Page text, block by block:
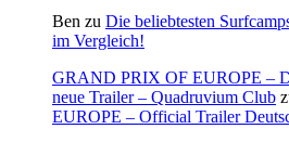
Ben zu Die beliebtesten
im Vergleich!
GRAND PRIX OF EUROPE –
neue Trailer – Quadruvium Club
EUROPE – Official Trailer